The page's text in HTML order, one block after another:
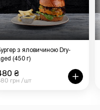
з яловичиною Dry-
(450 г)
₴
грн /шт